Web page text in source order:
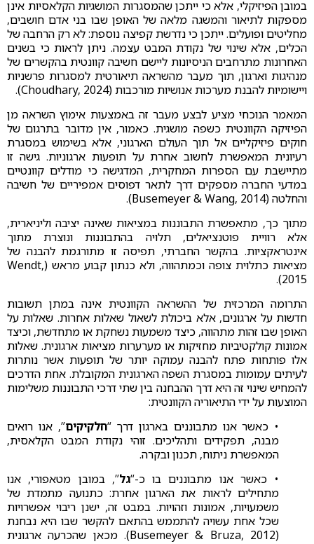
במובן הפיזיקלי, אלא כי ייתכן שהמסגרות המושגיות הקלאסיות אינן
מספקות לתיאור והמשגה מלאה של האופן שבו בני אדם חושבים,
מחליטים ופועלים. ייתכן כי נדרשת קפיצה נוספת: לא רק הרחבה של
הכלים, אלא שינוי של נקודת המבט עצמה. ניתן לראות כי בשנים
האחרונות מתרחבים הניסיונות ליישם חשיבה קוונטית בהקשרים של
מנהיגות וארגון, תוך מעבר מהשראה תיאורטית למסגרות פרשניות
ויישומיות להבנת מערכות אנושיות מורכבות (Choudhary, 2024).
המאמר הנוכחי מציע לבצע מעבר זה באמצעות אימוץ השראה מן
הפיזיקה הקוונטית כשפה מושגית. כאמור, אין מדובר בתרגום של
חוקים פיזיקליים אל תוך העולם הארגוני, אלא בשימוש במסגרת
רעיונית המאפשרת לחשוב אחרת על תופעות ארגוניות. גישה זו
מתיישבת עם הספרות המחקרית, המדגישה כי מודלים קוונטיים
במדעי החברה מספקים דרך לתאר דפוסים אמפיריים של חשיבה
והחלטה (Busemeyer & Wang, 2014).
מתוך כך, מתאפשרת התבוננות במציאות שאינה יציבה וליניארית,
אלא רוויית פוטנציאלים, תלויה בהתבוננות ונוצרת מתוך
אינטראקציות. בהקשר החברתי, תפיסה זו מתורגמת להבנה של
מציאות כתלוית צופה וכמתהווה, ולא כנתון קבוע מראש (Wendt,
2015).
התרומה המרכזית של ההשראה הקוונטית אינה במתן תשובות
חדשות על ארגונים, אלא ביכולת לשאול שאלות אחרות. שאלות על
האופן שבו זהות מתהווה, כיצד משמעות נשחקת או מתחדשת, וכיצד
אמונות קולקטיביות מחזיקות או מערערות מציאות ארגונית. שאלות
אלו פותחות פתח להבנה עמוקה יותר של תופעות אשר נותרות
לעיתים עמומות במסגרת השפה הארגונית המקובלת. אחת הדרכים
להמחיש שינוי זה היא דרך ההבחנה בין שתי דרכי התבוננות משלימות
המוצעות על ידי התיאוריה הקוונטית:
• כאשר אנו מתבוננים בארגון דרך “חלקיקים”, אנו רואים
מבנה, תפקידים ותהליכים. זוהי נקודת המבט הקלאסית,
המאפשרת ניתוח, תכנון ובקרה.
• כאשר אנו מתבוננים בו כ-“גל”, במובן מטאפורי, אנו
מתחילים לראות את הארגון אחרת: כתנועה מתמדת של
משמעויות, אמונות וזהויות. במבט זה, ישנן ריבוי אפשרויות
שכל אחת עשויה להתממש בהתאם להקשר שבו היא נבחנת
(Busemeyer & Bruza, 2012). מכאן שהכרעה ארגונית